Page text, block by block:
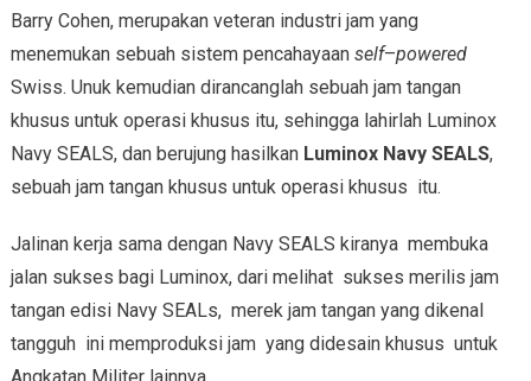
Barry Cohen, merupakan veteran industri jam yang
menemukan sebuah sistem pencahayaan self–powered
Swiss. Unuk kemudian dirancanglah sebuah jam tangan
khusus untuk operasi khusus itu, sehingga lahirlah Luminox
Navy SEALS, dan berujung hasilkan Luminox Navy SEALS,
sebuah jam tangan khusus untuk operasi khusus itu.
Jalinan kerja sama dengan Navy SEALS kiranya membuka
jalan sukses bagi Luminox, dari melihat sukses merilis jam
tangan edisi Navy SEALs, merek jam tangan yang dikenal
tangguh ini memproduksi jam yang didesain khusus untuk